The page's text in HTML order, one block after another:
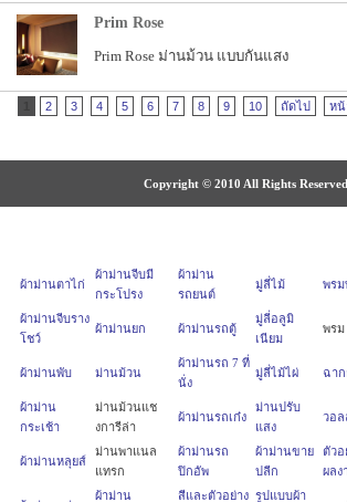
Prim Rose
Prim Rose ม่านม้วน แบบกันแสง
2 3 4 5 6 7 8 9 10 ถัดไป หน้
Copyright © 2010 All Rights
ผ้าม่านตาไก่
ผ้าม่านจีบมี
กระโปรง
ผ้าม่าน
รถยนต์
มู่ลี่ไม้ พรม
ผ้าม่านจีบราง
โชว์
ผ้าม่านยก ผ้าม่านรถตู้
มู่ลี่อลูมิ
เนียม
พรม
ผ้าม่านพับ ม่านม้วน
ผ้าม่านรถ 7 ที่
นั่ง
มู่ลี่ไม้ไผ่ ฉา
ผ้าม่าน
กระเช้า
ม่านม้วนแช
งการีล่า
ผ้าม่านรถเก๋ง
ม่านปรับ
แสง
วอล
ผ้าม่านหลุยส์
ม่านพาแนล
แทรก
ผ้าม่านรถ
ปิกอัพ
ผ้าม่านขาย
ปลีก
ตัวอ
ผลง
ผ้าม่าน สีและตัวอย่าง รูปแบบผ้า